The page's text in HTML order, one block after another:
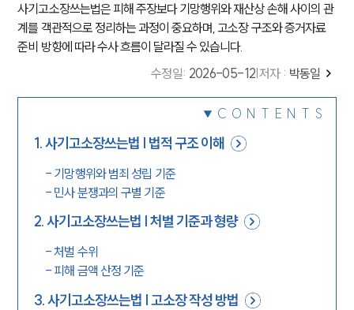
사기고소장쓰는법은 피해 주장보다 기망행위와 재산상 손해 사이의 관
계를 객관적으로 정리하는 과정이 중요하며, 고소장 구조와 증거자료
준비 방향에 따라 수사 흐름이 달라질 수 있습니다.
수정일: 2026-05-12 저자 : 박동일
CONTENTS
1.사기고소장쓰는법 | 법적 구조 이해
- 기망행위와 범죄 성립 기준
- 민사 분쟁과의 구별 기준
2.사기고소장쓰는법 | 처벌 기준과 형량
-처벌 수위
- 피해 금액 산정 기준
3.사기고소장쓰는법 | 고소장 작성 방법